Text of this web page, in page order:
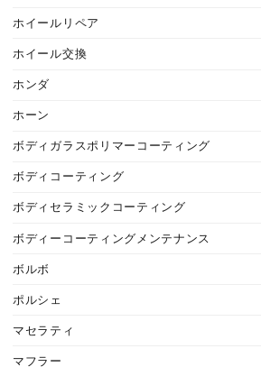
ホイールリペア
ホイール交換
ホンダ
ホーン
ボディガラスポリマーコーティング
ボディコーティング
ボディセラミックコーティング
ボディーコーティングメンテナンス
ボルボ
ポルシェ
マセラティ
マフラー